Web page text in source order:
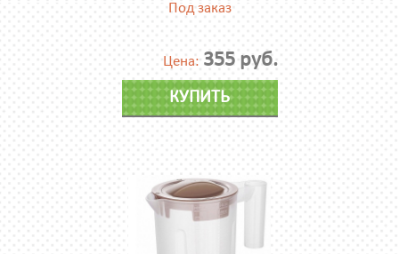
Под заказ
Цена: 355 руб.
КУПИТЬ